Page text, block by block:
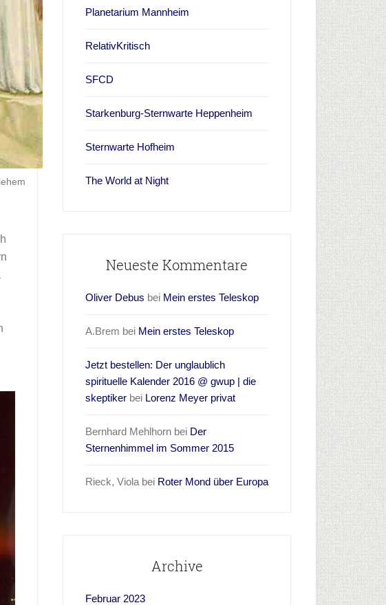
Planetarium Mannheim
RelativKritisch
SFCD
Starkenburg-Sternwarte Heppenheim
Sternwarte Hofheim
The World at Night
Neueste Kommentare
Oliver Debus bei Mein erstes Teleskop
A.Brem bei Mein erstes Teleskop
Jetzt bestellen: Der unglaublich
spirituelle Kalender 2016 @ gwup | die
skeptiker bei Lorenz Meyer privat
Bernhard Mehlhorn bei Der
Sternenhimmel im Sommer 2015
Rieck, Viola bei Roter Mond über Europa
Archive
Februar 2023